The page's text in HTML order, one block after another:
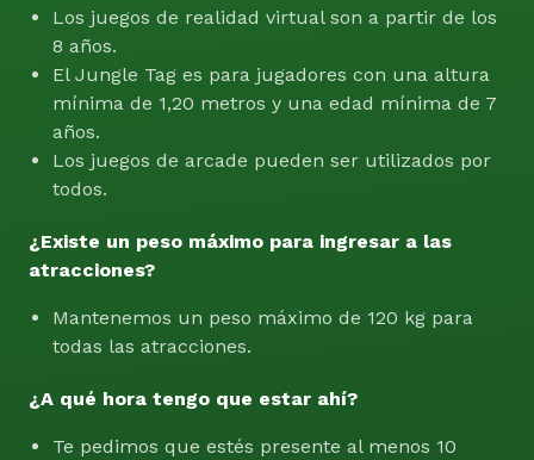
Los juegos de realidad virtual son a partir de los
8 años.
El Jungle Tag es para jugadores con una altura
mínima de 1,20 metros y una edad mínima de 7
años.
Los juegos de arcade pueden ser utilizados por
todos.
¿Existe un peso máximo para ingresar a las
atracciones?
Mantenemos un peso máximo de 120 kg para
todas las atracciones.
¿A qué hora tengo que estar ahí?
Te pedimos que estés presente al menos 10